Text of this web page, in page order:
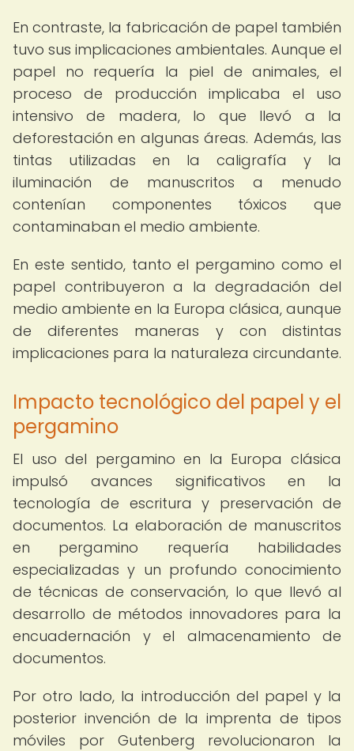
En contraste, la fabricación de papel también
tuvo sus implicaciones ambientales. Aunque el
papel no requería la piel de animales, el
proceso de producción implicaba el uso
intensivo de madera, lo que llevó a la
deforestación en algunas áreas. Además, las
tintas utilizadas en la caligrafía y la
iluminación de manuscritos a menudo
contenían componentes tóxicos que
contaminaban el medio ambiente.
En este sentido, tanto el pergamino como el
papel contribuyeron a la degradación del
medio ambiente en la Europa clásica, aunque
de diferentes maneras y con distintas
implicaciones para la naturaleza circundante.
Impacto tecnológico del papel y el
pergamino
El uso del pergamino en la Europa clásica
impulsó avances significativos en la
tecnología de escritura y preservación de
documentos. La elaboración de manuscritos
en pergamino requería habilidades
especializadas y un profundo conocimiento
de técnicas de conservación, lo que llevó al
desarrollo de métodos innovadores para la
encuadernación y el almacenamiento de
documentos.
Por otro lado, la introducción del papel y la
posterior invención de la imprenta de tipos
móviles por Gutenberg revolucionaron la